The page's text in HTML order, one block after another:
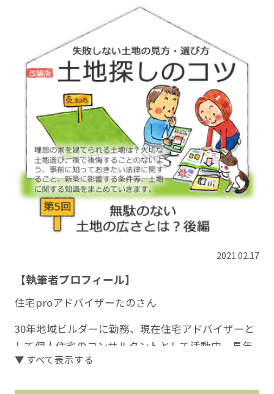
2021.02.17
【執筆者プロフィール】
住宅proアドバイザーたのさん
30年地域ビルダーに勤務、現在住宅アドバイザーと
して個人住宅のコンサルタントとして活動中。長年
の経験を生かして、住宅購入を検討する方々に役立
▼ すべて表示する